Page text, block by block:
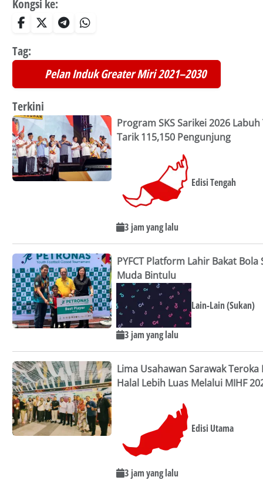
Kongsi ke:
Tag:
Pelan Induk Greater Miri 2021–2030
Terkini
Program SKS Sarikei 2026 Labuh
Tarik 115,150 Pengunjung
Edisi Tengah
3 jam yang lalu
PYFCT Platform Lahir Bakat Bola
Muda Bintulu
Lain-Lain (Sukan)
3 jam yang lalu
Lima Usahawan Sarawak Teroka
Halal Lebih Luas Melalui MIHF
Edisi Utama
3 jam yang lalu